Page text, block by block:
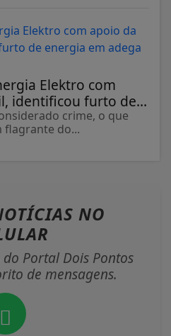
Elektro com
identificou furto de...
crime, o que
flagrante do...
NO
Portal Dois Pontos
de mensagens.